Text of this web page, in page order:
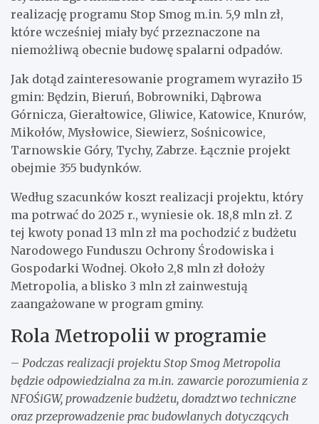
realizację programu Stop Smog m.in. 5,9 mln zł,
które wcześniej miały być przeznaczone na
niemożliwą obecnie budowę spalarni odpadów.
Jak dotąd zainteresowanie programem wyraziło 15
gmin: Będzin, Bieruń, Bobrowniki, Dąbrowa
Górnicza, Gierałtowice, Gliwice, Katowice, Knurów,
Mikołów, Mysłowice, Siewierz, Sośnicowice,
Tarnowskie Góry, Tychy, Zabrze. Łącznie projekt
obejmie 355 budynków.
Według szacunków koszt realizacji projektu, który
ma potrwać do 2025 r., wyniesie ok. 18,8 mln zł. Z
tej kwoty ponad 13 mln zł ma pochodzić z budżetu
Narodowego Funduszu Ochrony Środowiska i
Gospodarki Wodnej. Około 2,8 mln zł dołoży
Metropolia, a blisko 3 mln zł zainwestują
zaangażowane w program gminy.
Rola Metropolii w programie
– Podczas realizacji projektu Stop Smog Metropolia
będzie odpowiedzialna za m.in. zawarcie porozumienia z
NFOŚiGW, prowadzenie budżetu, doradztwo techniczne
oraz przeprowadzenie prac budowlanych dotyczących